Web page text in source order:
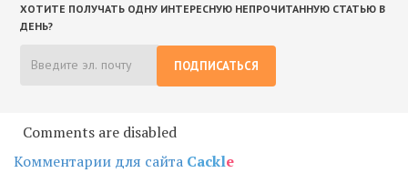
ХОТИТЕ ПОЛУЧАТЬ ОДНУ ИНТЕРЕСНУЮ НЕПРОЧИТАННУЮ СТАТЬЮ В
ДЕНЬ?
ПОДПИСАТЬСЯ
Comments are disabled
Комментарии для сайта Cackle